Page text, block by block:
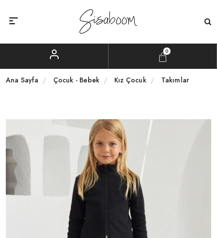
0
Ana Sayfa Çocuk - Bebek Kız Çocuk Takımlar